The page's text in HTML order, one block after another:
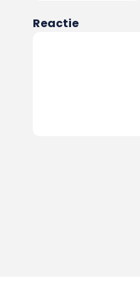
Reactie